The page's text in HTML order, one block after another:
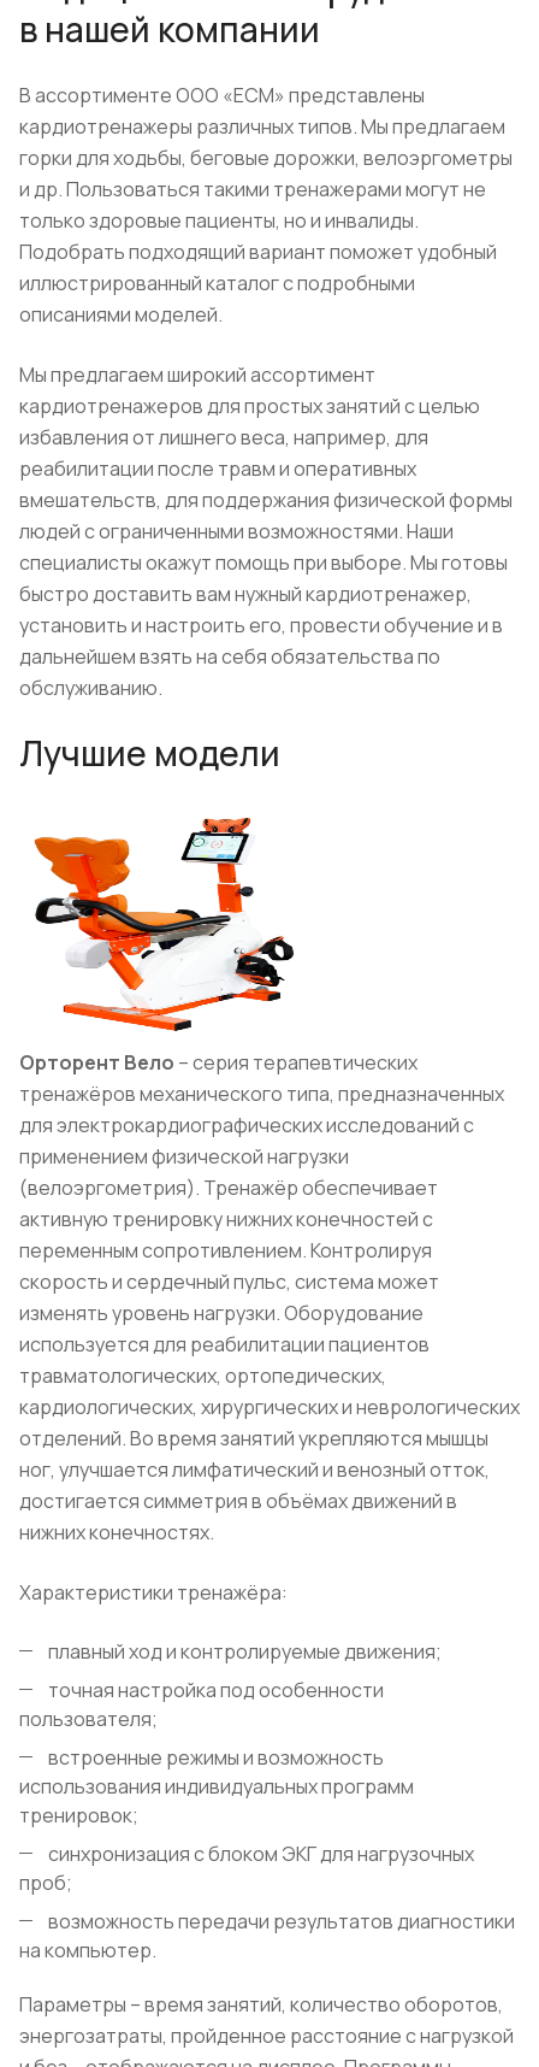
в нашей компании
В ассортименте ООО «ЕСМ» представлены
кардиотренажеры различных типов. Мы предлагаем
горки для ходьбы, беговые дорожки, велоэргометры
и др. Пользоваться такими тренажерами могут не
только здоровые пациенты, но и инвалиды.
Подобрать подходящий вариант поможет удобный
иллюстрированный каталог с подробными
описаниями моделей.
Мы предлагаем широкий ассортимент
кардиотренажеров для простых занятий с целью
избавления от лишнего веса, например, для
реабилитации после травм и оперативных
вмешательств, для поддержания физической формы
людей с ограниченными возможностями. Наши
специалисты окажут помощь при выборе. Мы готовы
быстро доставить вам нужный кардиотренажер,
установить и настроить его, провести обучение и в
дальнейшем взять на себя обязательства по
обслуживанию.
Лучшие модели
Орторент Вело – серия терапевтических
тренажёров механического типа, предназначенных
для электрокардиографических исследований с
применением физической нагрузки
(велоэргометрия). Тренажёр обеспечивает
активную тренировку нижних конечностей с
переменным сопротивлением. Контролируя
скорость и сердечный пульс, система может
изменять уровень нагрузки. Оборудование
используется для реабилитации пациентов
травматологических, ортопедических,
кардиологических, хирургических и неврологических
отделений. Во время занятий укрепляются мышцы
ног, улучшается лимфатический и венозный отток,
достигается симметрия в объёмах движений в
нижних конечностях.
Характеристики тренажёра:
плавный ход и контролируемые движения;
точная настройка под особенности
пользователя;
встроенные режимы и возможность
использования индивидуальных программ
тренировок;
синхронизация с блоком ЭКГ для нагрузочных
проб;
возможность передачи результатов диагностики
на компьютер.
Параметры – время занятий, количество оборотов,
энергозатраты, пройденное расстояние с нагрузкой